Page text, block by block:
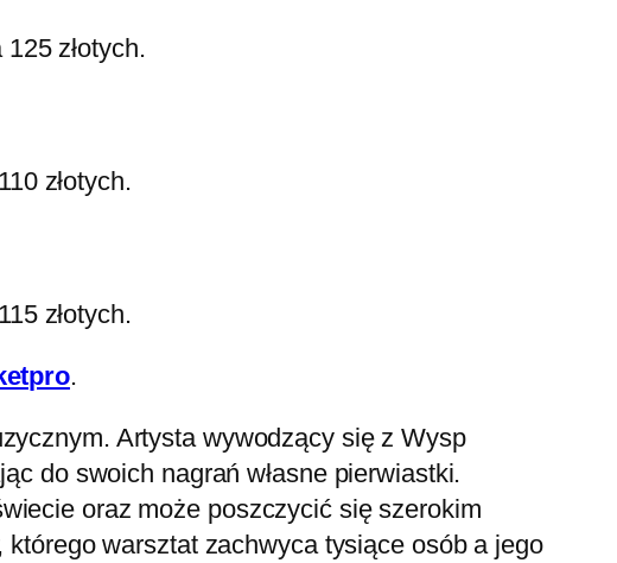
złotych.
złotych.
złotych.
.
Artysta wywodzący się z Wysp
do swoich nagrań własne pierwiastki.
oraz może poszczycić się szerokim
warsztat zachwyca tysiące osób a jego